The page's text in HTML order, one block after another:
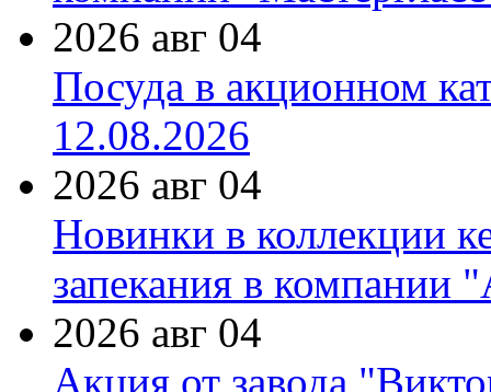
2026 авг 04
Посуда в акционном
12.08.2026
2026 авг 04
Новинки в коллекции
запекания в компании
2026 авг 04
Акция от завода